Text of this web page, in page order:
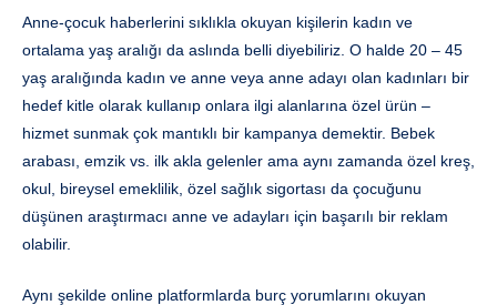
Anne-çocuk haberlerini sıklıkla okuyan kişilerin kadın ve
ortalama yaş aralığı da aslında belli diyebiliriz. O halde 20 – 45
yaş aralığında kadın ve anne veya anne adayı olan kadınları bir
hedef kitle olarak kullanıp onlara ilgi alanlarına özel ürün –
hizmet sunmak çok mantıklı bir kampanya demektir. Bebek
arabası, emzik vs. ilk akla gelenler ama aynı zamanda özel kreş,
okul, bireysel emeklilik, özel sağlık sigortası da çocuğunu
düşünen araştırmacı anne ve adayları için başarılı bir reklam
olabilir.
Aynı şekilde online platformlarda burç yorumlarını okuyan